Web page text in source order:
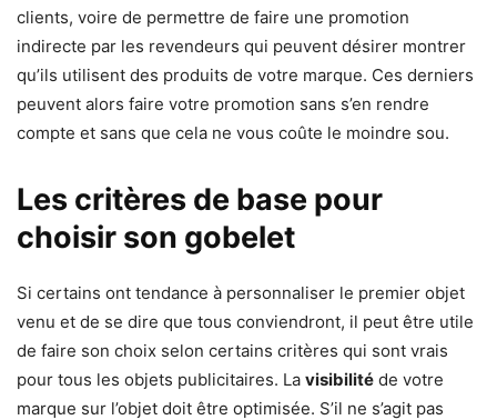
clients, voire de permettre de faire une promotion
indirecte par les revendeurs qui peuvent désirer montrer
qu’ils utilisent des produits de votre marque. Ces derniers
peuvent alors faire votre promotion sans s’en rendre
compte et sans que cela ne vous coûte le moindre sou.
Les critères de base pour
choisir son gobelet
Si certains ont tendance à personnaliser le premier objet
venu et de se dire que tous conviendront, il peut être utile
de faire son choix selon certains critères qui sont vrais
pour tous les objets publicitaires. La visibilité de votre
marque sur l’objet doit être optimisée. S’il ne s’agit pas